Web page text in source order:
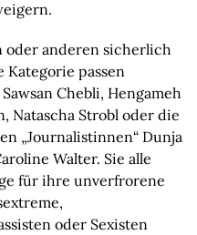
oder anderen sicherlich
Kategorie passen
Chebli, Hengameh
Natascha Strobl oder die
„Journalistinnen“ Dunja
Walter. Sie alle
für ihre unverfrorene
oder Sexisten